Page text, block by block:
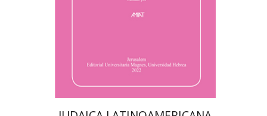
$61